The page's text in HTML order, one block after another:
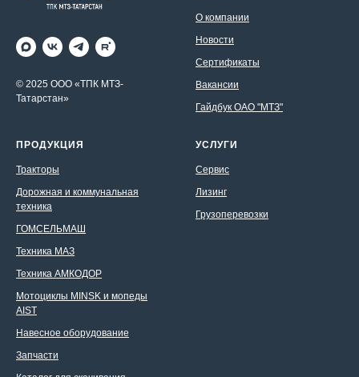
© 2025 ООО «ТПК МТЗ-
Татарстан»
О компании
Новости
Сертификаты
Вакансии
Гайдбук ОАО "МТЗ"
ПРОДУКЦИЯ
Тракторы
Дорожная и коммунальная
техника
ГОМСЕЛЬМАШ
Техника МАЗ
Техника АМКОДОР
Мотоциклы MINSK и мопеды
AIST
Навесное оборудование
Запчасти
УСЛУГИ
Сервис
Лизинг
Грузоперевозки